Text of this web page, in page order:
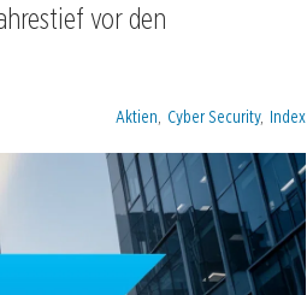
vor den
Kategorien:
Aktien Cyber Security, Index